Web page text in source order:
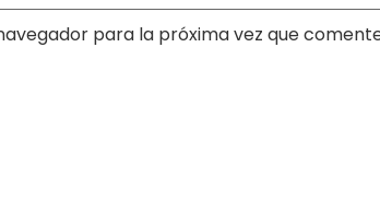
para la próxima vez que